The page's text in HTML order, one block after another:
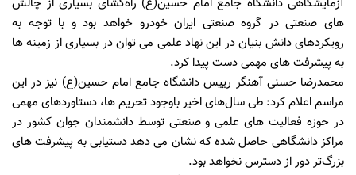
های صنعتی در گروه صنعتی ایران خودرو خواهد بود و با توجه به
رویکردهای دانش بنیان در این نهاد علمی می توان در بسیاری از زمینه ها
به پیشرفت های مهمی دست پیدا کرد.
محمدرضا حسنی آهنگر رییس دانشگاه جامع امام حسین(ع) نیز در این
مراسم اعلام کرد: طی سال‌های اخیر باوجود تحریم ها، دستاوردهای مهمی
در حوزه فعالیت های علمی و صنعتی توسط دانشمندان جوان کشور در
مراکز دانشگاهی حاصل شده که نشان می دهد دستیابی به پیشرفت های
بزرگ‌تر دور از دسترس نخواهد بود.